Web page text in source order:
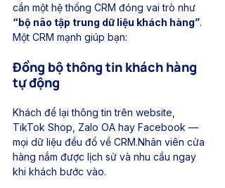
cần một hệ thống CRM đóng vai trò như
“bộ não tập trung dữ liệu khách hàng”.
Một CRM mạnh giúp bạn:
Đồng bộ thông tin khách hàng
tự động
Khách để lại thông tin trên website,
TikTok Shop, Zalo OA hay Facebook —
mọi dữ liệu đều đổ về CRM.Nhân viên cửa
hàng nắm được lịch sử và nhu cầu ngay
khi khách bước vào.